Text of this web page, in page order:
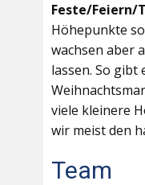
Feste/Feiern/
Höhepunkte
wachsen aber
lassen. So gibt
viele kleinere
wir meist den
Team